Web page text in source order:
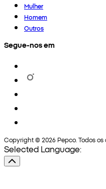
Mulher
Homem
Outros
Segue-nos em
Copyright © 2026 Pepco. Todos os
Selected Language: